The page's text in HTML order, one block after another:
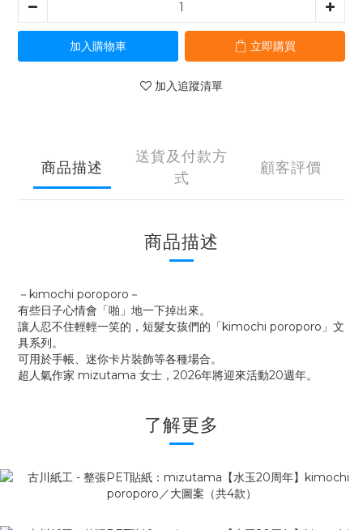
加入購物車 立即購買
加入追蹤清單
商品描述
送貨及付款方
式
顧客評價
商品描述
－kimochi poroporo－
有些日子心情會「啪」地一下掉出來。
讓人忍不住輕輕一笑的，短髮女孩們的「kimochi poroporo」文
具系列。
可用於手帳、迷你卡片裝飾等各種場合。
超人氣作家 mizutama 女士，2026年將迎來活動20週年。
了解更多